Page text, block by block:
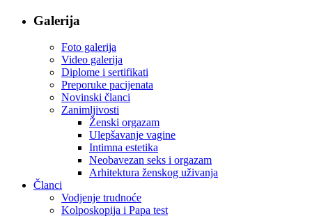
Galerija
Foto galerija
Video galerija
Diplome i sertifikati
Preporuke pacijenata
Novinski članci
Zanimljivosti
Ženski orgazam
Ulepšavanje vagine
Intimna estetika
Neobavezan seks i orgazam
Arhitektura ženskog uživanja
Članci
Vodjenje trudnoće
Kolposkopija i Papa test